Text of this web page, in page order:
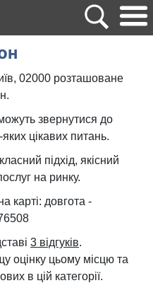
02000 розташоване
звернутися до
цікавих питань.
підхід, якісний
на ринку.
карті: довгота -
3 відгуків.
оцінку цьому місцю та
в цій категорії.